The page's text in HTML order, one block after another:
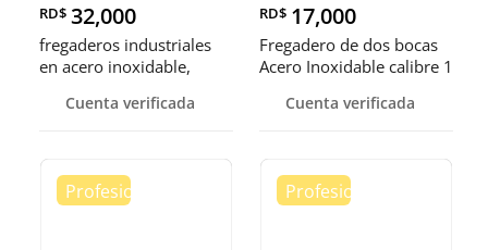
RD$ 32,000
fregaderos industriales
en acero inoxidable,
Cuenta verificada
RD$ 17,000
Fregadero de dos bocas
Acero Inoxidable calibre 1
Cuenta verificada